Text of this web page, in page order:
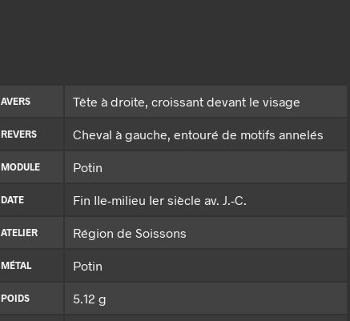
AVERS Tête à droite, croissant devant le visage
REVERS Cheval à gauche, entouré de motifs annelés
MODULE Potin
DATE Fin IIe-milieu Ier siècle av. J.-C.
ATELIER Région de Soissons
MÉTAL Potin
POIDS 5.12 g